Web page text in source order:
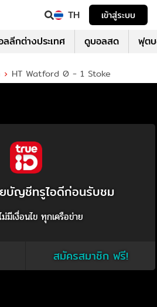
TH เข้าสู่ระบบ
ลีกต่างประเทศ ดูบอลสด ฟุต
HT Watford 0 - 1 Stoke
ยบัญชีทรูไอดีก่อนรับชม
มีเงื่อนไข ทุกเครือข่าย
สมัครสมาชิก ฟรี!